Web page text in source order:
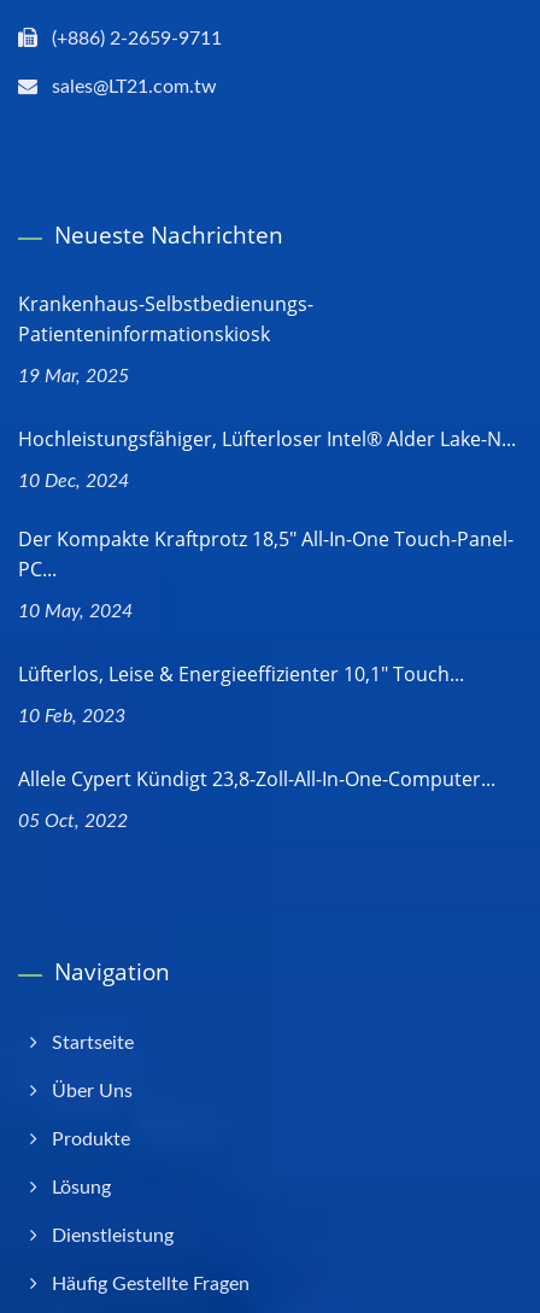
(+886) 2-2659-9711
sales@LT21.com.tw
Neueste Nachrichten
Krankenhaus-Selbstbedienungs-
Patienteninformationskiosk
19 Mar, 2025
Hochleistungsfähiger, Lüfterloser Intel® Alder Lake-N...
10 Dec, 2024
Der Kompakte Kraftprotz 18,5" All-In-One Touch-Panel-
PC...
10 May, 2024
Lüfterlos, Leise & Energieeffizienter 10,1" Touch...
10 Feb, 2023
Allele Cypert Kündigt 23,8-Zoll-All-In-One-Computer...
05 Oct, 2022
Navigation
Startseite
Über Uns
Produkte
Lösung
Dienstleistung
Häufig Gestellte Fragen